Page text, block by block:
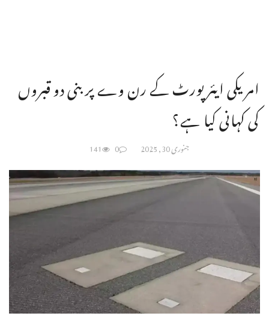
امریکی ایئرپورٹ کے رن وے پر بنی دو قبروں
کی کہانی کیا ہے؟
جنوری 30, 2025 0
141